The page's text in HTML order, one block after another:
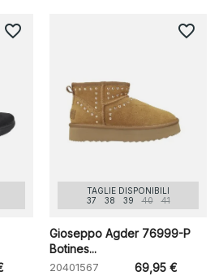
favorite_border
TAGLIE DISPONIBILI
37
38 39 40 41
Gioseppo Agder 76999-P
Botines...
20401567 69,95 €
favorite_border